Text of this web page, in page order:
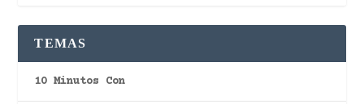
TEMAS
10 Minutos Con